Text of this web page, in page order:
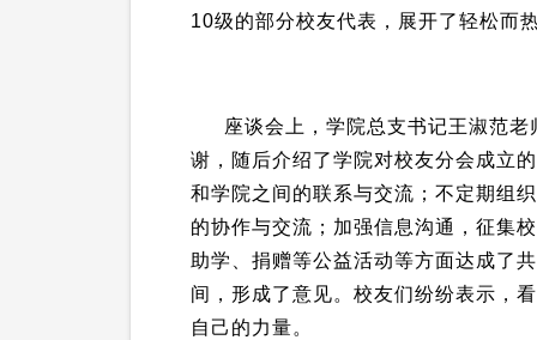
10级的部分校友代表，展开了轻松而
座谈会上，学院总支书记王淑范
谢，随后介绍了学院对校友分会成立
和学院之间的联系与交流；不定期组
的协作与交流 ；加强信息沟通，征集
助学、捐赠等公益活动等方面达成了
间，形成了意见。校友们纷纷表示，
自己的力量。